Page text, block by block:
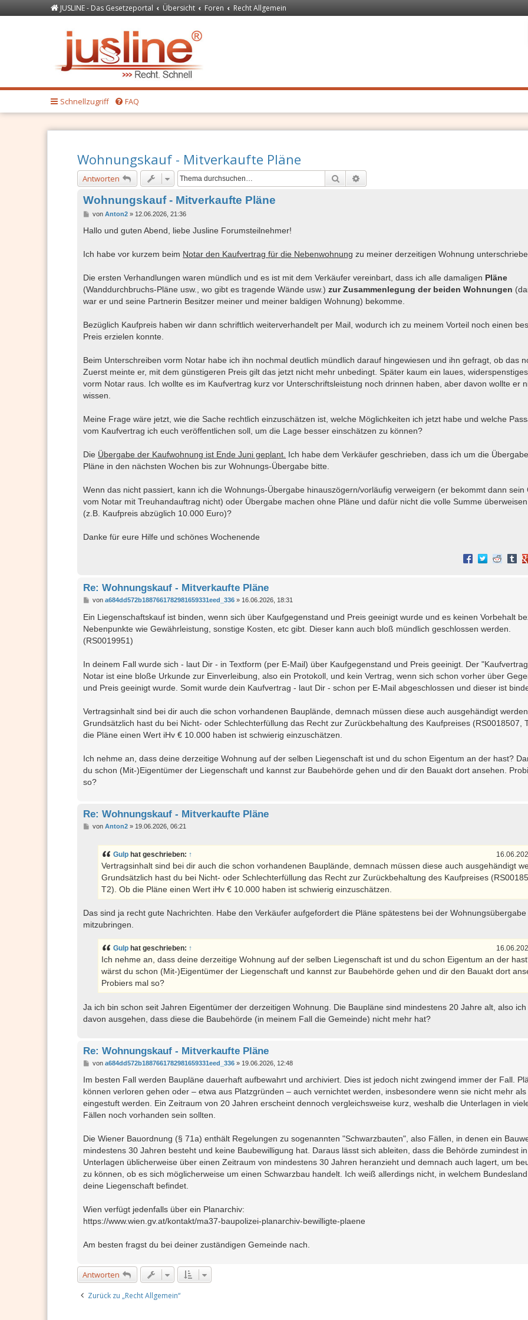
JUSLINE - Das Gesetzeportal Übersicht Foren Recht Allgemein
Schnellzugriff FAQ
Wohnungskauf - Mitverkaufte Pläne
Antworten Suche
Wohnungskauf - Mitverkaufte Pläne
B
i
a
g
von Anton2» 12.06.2026, 21:36
Hallo und guten Abend, liebe Jusline Forumsteilnehmer!
Ich habe vor kurzem beim Notar den Kaufvertrag für die Nebenwohnung zu meiner derzeitigen Wohnung
Die ersten Verhandlungen waren mündlich und es ist mit dem Verkäufer vereinbart, dass ich alle damaligen Pläne
(Wanddurchbruchs-Pläne usw., wo gibt es tragende Wände usw.) zur Zusammenlegung der beiden Wohnungen
war er und seine Partnerin Besitzer meiner und meiner baldigen Wohnung) bekomme.
Bezüglich Kaufpreis haben wir dann schriftlich weiterverhandelt per Mail, wodurch ich zu meinem Vorteil noch einen
Preis erzielen konnte.
Beim Unterschreiben vorm Notar habe ich ihn nochmal deutlich mündlich darauf hingewiesen und ihn gefragt, ob das
Zuerst meinte er, mit dem günstigeren Preis gilt das jetzt nicht mehr unbedingt. Später kaum ein laues,
vorm Notar raus. Ich wollte es im Kaufvertrag kurz vor Unterschriftsleistung noch drinnen haben, aber davon wollte er
wissen.
Meine Frage wäre jetzt, wie die Sache rechtlich einzuschätzen ist, welche Möglichkeiten ich jetzt habe und welche
vom Kaufvertrag ich euch veröffentlichen soll, um die Lage besser einschätzen zu können?
Die Übergabe der Kaufwohnung ist Ende Juni geplant. Ich habe dem Verkäufer geschrieben, dass ich um die
Pläne in den nächsten Wochen bis zur Wohnungs-Übergabe bitte.
Wenn das nicht passiert, kann ich die Wohnungs-Übergabe hinauszögern/vorläufig verweigern (er bekommt dann sein
vom Notar mit Treuhandauftrag nicht) oder Übergabe machen ohne Pläne und dafür nicht die volle Summe
(z.B. Kaufpreis abzüglich 10.000 Euro)?
Danke für eure Hilfe und schönes Wochenende
Re: Wohnungskauf - Mitverkaufte Pläne
B
i
t
r
a
g
von a684dd572b1887661782981659331eed_336» 16.06.2026, 18:31
Ein Liegenschaftskauf ist binden, wenn sich über Kaufgegenstand und Preis geeinigt wurde und es keinen Vorbehalt
Nebenpunkte wie Gewährleistung, sonstige Kosten, etc gibt. Dieser kann auch bloß mündlich geschlossen werden.
(RS0019951)
In deinem Fall wurde sich - laut Dir - in Textform (per E-Mail) über Kaufgegenstand und Preis geeinigt. Der
Notar ist eine bloße Urkunde zur Einverleibung, also ein Protokoll, und kein Vertrag, wenn sich schon vorher über
und Preis geeinigt wurde. Somit wurde dein Kaufvertrag - laut Dir - schon per E-Mail abgeschlossen und dieser ist
Vertragsinhalt sind bei dir auch die schon vorhandenen Bauplände, demnach müssen diese auch ausgehändigt werden.
Grundsätzlich hast du bei Nicht- oder Schlechterfüllung das Recht zur Zurückbehaltung des Kaufpreises (RS0018507,
die Pläne einen Wert iHv € 10.000 haben ist schwierig einzuschätzen.
Ich nehme an, dass deine derzeitige Wohnung auf der selben Liegenschaft ist und du schon Eigentum an der hast?
du schon (Mit-)Eigentümer der Liegenschaft und kannst zur Baubehörde gehen und dir den Bauakt dort ansehen.
so?
Re: Wohnungskauf - Mitverkaufte Pläne
Bvon Anton2» 19.06.2026, 06:21
Gulp hat geschrieben: ↑
Vertragsinhalt sind bei dir auch die schon vorhandenen Bauplände, demnach müssen diese auch ausgehändigt
Grundsätzlich hast du bei Nicht- oder Schlechterfüllung das Recht zur Zurückbehaltung des Kaufpreises
T2). Ob die Pläne einen Wert iHv € 10.000 haben ist schwierig einzuschätzen.
Das sind ja recht gute Nachrichten. Habe den Verkäufer aufgefordert die Pläne spätestens bei der Wohnungsübergabe
mitzubringen.
Gulp hat geschrieben: ↑
Ich nehme an, dass deine derzeitige Wohnung auf der selben Liegenschaft ist und du schon Eigentum an der
wärst du schon (Mit-)Eigentümer der Liegenschaft und kannst zur Baubehörde gehen und dir den Bauakt dort
Probiers mal so?
Ja ich bin schon seit Jahren Eigentümer der derzeitigen Wohnung. Die Baupläne sind mindestens 20 Jahre alt, also
davon ausgehen, dass diese die Baubehörde (in meinem Fall die Gemeinde) nicht mehr hat?
Re: Wohnungskauf - Mitverkaufte Pläne
B
i
r
a
g
von a684dd572b1887661782981659331eed_336» 19.06.2026, 12:48
Im besten Fall werden Baupläne dauerhaft aufbewahrt und archiviert. Dies ist jedoch nicht zwingend immer der Fall.
können verloren gehen oder – etwa aus Platzgründen – auch vernichtet werden, insbesondere wenn sie nicht mehr
eingestuft werden. Ein Zeitraum von 20 Jahren erscheint dennoch vergleichsweise kurz, weshalb die Unterlagen in
Fällen noch vorhanden sein sollten.
Die Wiener Bauordnung (§ 71a) enthält Regelungen zu sogenannten "Schwarzbauten", also Fällen, in denen ein
mindestens 30 Jahren besteht und keine Baubewilligung hat. Daraus lässt sich ableiten, dass die Behörde zumindest
Unterlagen üblicherweise über einen Zeitraum von mindestens 30 Jahren heranzieht und demnach auch lagert, um
zu können, ob es sich möglicherweise um einen Schwarzbau handelt. Ich weiß allerdings nicht, in welchem
deine Liegenschaft befindet.
Wien verfügt jedenfalls über ein Planarchiv:
https://www.wien.gv.at/kontakt/ma37-baupolizei-planarchiv-bewilligte-plaene
Am besten fragst du bei deiner zuständigen Gemeinde nach.
Antworten
Zurück zu „Recht Allgemein“